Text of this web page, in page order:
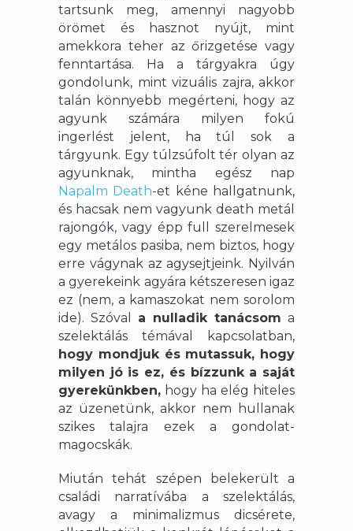
tartsunk meg, amennyi nagyobb
örömet és hasznot nyújt, mint
amekkora teher az őrizgetése vagy
fenntartása. Ha a tárgyakra úgy
gondolunk, mint vizuális zajra, akkor
talán könnyebb megérteni, hogy az
agyunk számára milyen fokú
ingerlést jelent, ha túl sok a
tárgyunk. Egy túlzsúfolt tér olyan az
agyunknak, mintha egész nap
Napalm Death-et kéne hallgatnunk,
és hacsak nem vagyunk death metál
rajongók, vagy épp full szerelmesek
egy metálos pasiba, nem biztos, hogy
erre vágynak az agysejtjeink. Nyilván
a gyerekeink agyára kétszeresen igaz
ez (nem, a kamaszokat nem sorolom
ide). Szóval a nulladik tanácsom a
szelektálás témával kapcsolatban,
hogy mondjuk és mutassuk, hogy
milyen jó is ez, és bízzunk a saját
gyerekünkben, hogy ha elég hiteles
az üzenetünk, akkor nem hullanak
szikes talajra ezek a gondolat-
magocskák.
Miután tehát szépen belekerült a
családi narratívába a szelektálás,
avagy a minimalizmus dicsérete,